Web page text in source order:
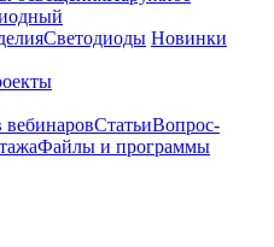
Светодиоды Новинки
СтатьиВопрос-
Файлы и программы